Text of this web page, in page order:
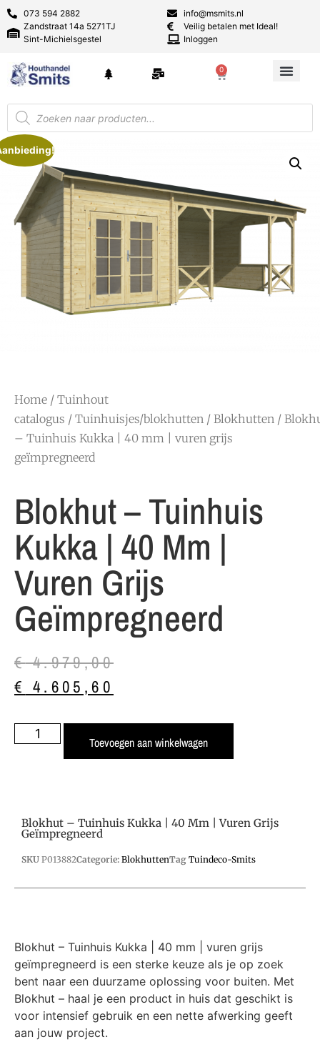
073 594 2882
Zandstraat 14a 5271TJ
Sint-Michielsgestel
info@msmits.nl
Veilig betalen met Ideal!
Inloggen
0
Home / Tuinhout
catalogus / Tuinhuisjes/blokhutten / Blokhutten /
– Tuinhuis Kukka | 40 mm | vuren grijs
geïmpregneerd
Blokhut – Tuinhuis
Kukka | 40 Mm |
Vuren Grijs
Geïmpregneerd
€4.979,00
€ 4.605,60
Toevoegen aan winkelwagen
Blokhut – Tuinhuis Kukka | 40 Mm | Vuren Grijs
Geïmpregneerd
SKU P013882Categorie: BlokhuttenTag Tuindeco-Smits
Blokhut – Tuinhuis Kukka | 40 mm | vuren grijs
geïmpregneerd is een sterke keuze als je op zoek
bent naar een duurzame oplossing voor buiten. Met
Blokhut – haal je een product in huis dat geschikt is
voor intensief gebruik en een nette afwerking geeft
aan jouw project.